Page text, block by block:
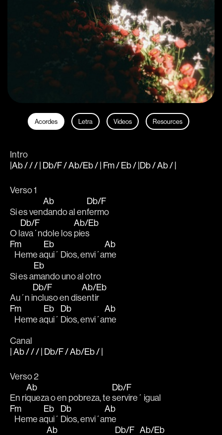
Acordes Letra Videos Resources
Intro
|Ab / / / | Db/F / Ab/Eb / | Fm / Eb / |Db / Ab / |
Verso 1
Si es ven
Ab
dando al en
Db/F
fermo
O l
Db/F
ava´ndole los
Ab/Eb
pies
Fm
   Heme a
Eb
qui´ Dios, envi´a
Ab
me
Si es a
Eb
mando uno al otro
Au´n i
Db/F
ncluso en dis
Ab/Eb
entir
Fm
   Heme a
Eb
qui´
Db
Dios, envi´a
Ab
me
Canal
| Ab / / / | Db/F / Ab/Eb / |
Verso 2
En ri
Ab
queza o en pobreza, te
Db/F
servire´ igual
Fm
   Heme a
Eb
qui´
Db
Dios, envi´a
Ab
me
Ab
Db/F Ab/Eb